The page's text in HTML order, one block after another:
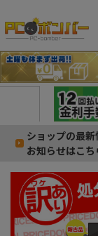
ショップの最
お知らせはこち